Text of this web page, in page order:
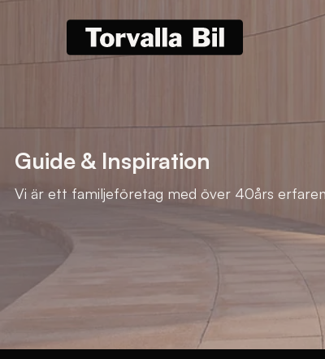
Guide & Inspiration
Vi är ett familjeföretag med över 40års